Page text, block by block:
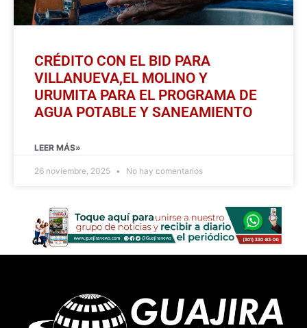
CRÉDITO CON EL BID PARA
VILLANUEVA,EL MOLINO Y
URUMITA PARA EL PROGRAMA DE
AGUA POTABLE Y SANEAMIENTO
LEER MÁS»
26 noviembre, 2025 No hay comentarios